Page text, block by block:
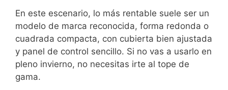
En este escenario, lo más rentable suele ser un
modelo de marca reconocida, forma redonda o
cuadrada compacta, con cubierta bien ajustada
y panel de control sencillo. Si no vas a usarlo en
pleno invierno, no necesitas irte al tope de
gama.